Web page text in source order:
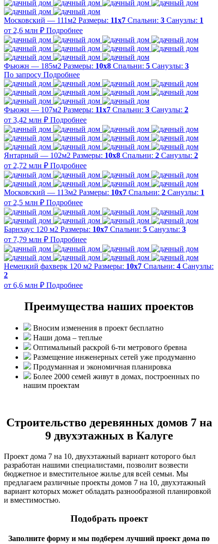
Московский — 111м2 Размеры: 11х7 Спальни: 3 Санузлы: 1
от 2,6 млн ₽ Подробнее
Фьюжн — 185м2 Размеры: 10х8 Спальни: 5 Санузлы: 3
По запросу Подробнее
Фьюжн — 107м2 Размеры: 11х7 Спальни: 3 Санузлы: 2
от 3,42 млн ₽ Подробнее
Янтарный — 102м2 Размеры: 10х8 Спальни: 2 Санузлы: 2
от 2,72 млн ₽ Подробнее
Московский — 113м2 Размеры: 10х7 Спальни: 2 Санузлы: 1
от 2,5 млн ₽ Подробнее
Барнхаус 120 м2 Размеры: 10x7 Спальни: 5 Санузлы: 3
от 7,79 млн ₽ Подробнее
Немецкий фахверк 120 м2 Размеры: 10x7 Спальни: 4 Санузлы:
2
от 6,6 млн ₽ Подробнее
Преимущества наших проектов
Вносим изменения в проект бесплатно
Наши дома – теплые
Оптимальный раскрой 6-ти метрового бревна
Размещение инженерных сетей уже продуманно
Продуманная и экономичная планировка
Более 2000 семей живут в домах, построенных по
нашим проектам
Строительство деревянных домов 7 на
9 двухэтажных в Калуге
Проект дома 7 на 10, двухэтажный вариант которого был
разработан нашими специалистами, позволит возвести
бюджетное и вместительное жилье для всей семьи. Мы
предлагаем различные проекты домов 7 на 10, двухэтажный
вариант которых может обладать разнообразной планировкой
и вместимостью.
Подобрать проект
Заполните форму и мы подберем лучший проект дома по